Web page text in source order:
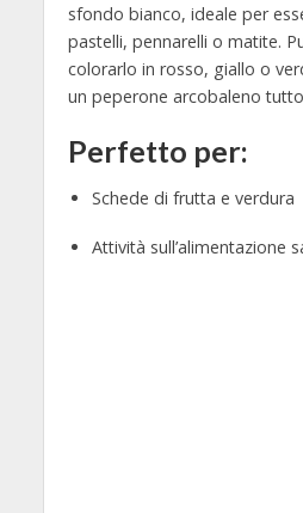
sfondo bianco, ideale per
pastelli, pennarelli o matite.
colorarlo in rosso, giallo o
un peperone arcobaleno
Perfetto per:
Schede di frutta e verdura
Attività sull’alimentazione